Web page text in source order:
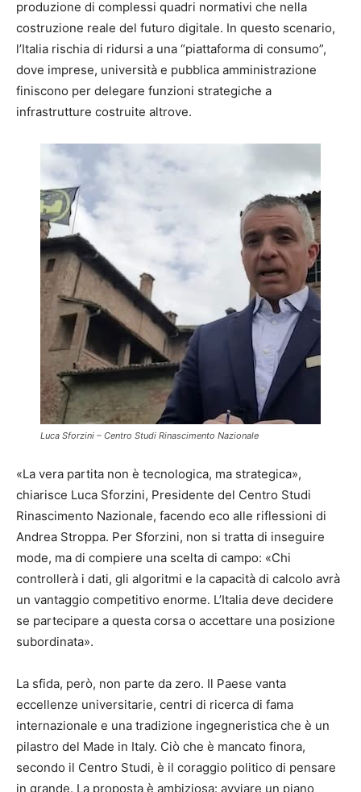
produzione di complessi quadri normativi che nella
costruzione reale del futuro digitale. In questo scenario,
l’Italia rischia di ridursi a una “piattaforma di consumo”,
dove imprese, università e pubblica amministrazione
finiscono per delegare funzioni strategiche a
infrastrutture costruite altrove.
Luca Sforzini – Centro Studi Rinascimento Nazionale
«La vera partita non è tecnologica, ma strategica»,
chiarisce Luca Sforzini, Presidente del Centro Studi
Rinascimento Nazionale, facendo eco alle riflessioni di
Andrea Stroppa. Per Sforzini, non si tratta di inseguire
mode, ma di compiere una scelta di campo: «Chi
controllerà i dati, gli algoritmi e la capacità di calcolo avrà
un vantaggio competitivo enorme. L’Italia deve decidere
se partecipare a questa corsa o accettare una posizione
subordinata».
La sfida, però, non parte da zero. Il Paese vanta
eccellenze universitarie, centri di ricerca di fama
internazionale e una tradizione ingegneristica che è un
pilastro del Made in Italy. Ciò che è mancato finora,
secondo il Centro Studi, è il coraggio politico di pensare
in grande. La proposta è ambiziosa: avviare un piano